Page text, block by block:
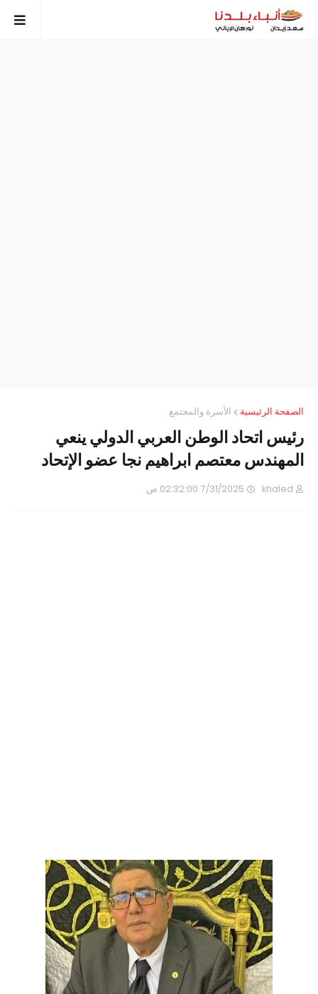
الصفحة الرئيسية الأسرة والمجتمع
رئيس اتحاد الوطن العربي الدولي ينعي
المهندس معتصم ابراهيم نجا عضو الإتحاد
khaled 7/31/2025 02:32:00 ص